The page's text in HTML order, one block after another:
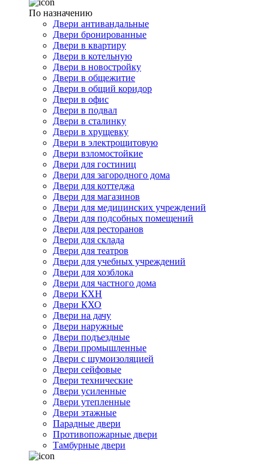
По назначению
Двери антивандальные
Двери бронированные
Двери в квартиру
Двери в котельную
Двери в новостройку
Двери в общежитие
Двери в общий коридор
Двери в офис
Двери в подвал
Двери в сталинку
Двери в хрущевку
Двери в электрощитовую
Двери взломостойкие
Двери для гостиниц
Двери для загородного дома
Двери для коттеджа
Двери для магазинов
Двери для медицинских учреждений
Двери для подсобных помещений
Двери для ресторанов
Двери для склада
Двери для театров
Двери для учебных учреждений
Двери для хозблока
Двери для частного дома
Двери КХН
Двери КХО
Двери на дачу
Двери наружные
Двери подъездные
Двери промышленные
Двери с шумоизоляцией
Двери сейфовые
Двери технические
Двери усиленные
Двери утепленные
Двери этажные
Парадные двери
Противопожарные двери
Тамбурные двери